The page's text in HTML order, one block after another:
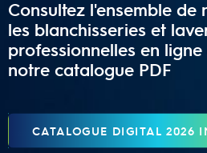
Consultez l'ensemble de
les blanchisseries et
professionnelles en
notre catalogue PDF
CATALOGUE DIGITAL 2026